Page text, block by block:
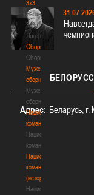
3х3
Баскетбол
3х3
Лого[modid=121]
Сборные
Сборные
Мужские
сборные
Мужские
сборные
Национальная
команда
Национальная
команда
Национальная
команда
(история)
Национальная
Адрес: Беларусь, г.